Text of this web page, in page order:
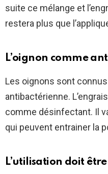
suite ce mélange et
restera plus que
L’oignon comme
Les oignons sont
antibactérienne.
comme désinfectant. Il
qui peuvent entrainer la
L’utilisation doit